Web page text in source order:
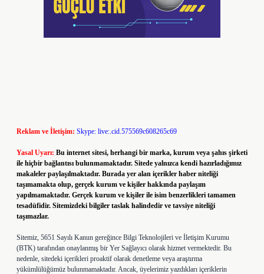
Reklam ve İletişim: Skype: live:.cid.575569c608265c69
Yasal Uyarı: Bu internet sitesi, herhangi bir marka, kurum veya şahıs şirketi
ile hiçbir bağlantısı bulunmamaktadır. Sitede yalnızca kendi hazırladığımız
makaleler paylaşılmaktadır. Burada yer alan içerikler haber niteliği
taşımamakta olup, gerçek kurum ve kişiler hakkında paylaşım
yapılmamaktadır. Gerçek kurum ve kişiler ile isim benzerlikleri tamamen
tesadüfidir. Sitemizdeki bilgiler taslak halindedir ve tavsiye niteliği
taşımazlar.
Sitemiz, 5651 Sayılı Kanun gereğince Bilgi Teknolojileri ve İletişim Kurumu
(BTK) tarafından onaylanmış bir Yer Sağlayıcı olarak hizmet vermektedir. Bu
nedenle, sitedeki içerikleri proaktif olarak denetleme veya araştırma
yükümlülüğümüz bulunmamaktadır. Ancak, üyelerimiz yazdıkları içeriklerin